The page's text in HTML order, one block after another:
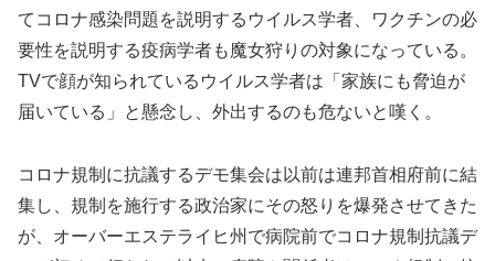
てコロナ感染問題を説明するウイルス学者、ワクチンの必
要性を説明する疫病学者も魔女狩りの対象になっている。
TVで顔が知られているウイルス学者は「家族にも脅迫が
届いている」と懸念し、外出するのも危ないと嘆く。
コロナ規制に抗議するデモ集会は以前は連邦首相府前に結
集し、規制を施行する政治家にその怒りを爆発させてきた
が、オーバーエステライヒ州で病院前でコロナ規制抗議デ